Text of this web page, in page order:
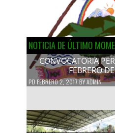
NOTICIA DE ÚLTIMO
CONVOCATORIA
FEBRERO
PD FEBRERO 2, 2017BYADMIN